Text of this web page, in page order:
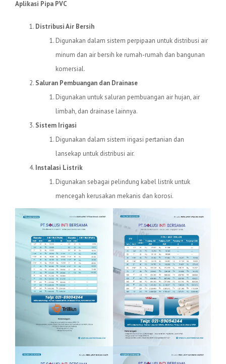
Aplikasi Pipa PVC
Distribusi Air Bersih
Digunakan dalam sistem perpipaan untuk distribusi air
minum dan air bersih ke rumah-rumah dan bangunan
komersial.
Saluran Pembuangan dan Drainase
Digunakan untuk saluran pembuangan air hujan, air
limbah, dan drainase lainnya.
Sistem Irigasi
Digunakan dalam sistem irigasi pertanian dan
lansekap untuk distribusi air.
Instalasi Listrik
Digunakan sebagai pelindung kabel listrik untuk
mencegah kerusakan mekanis dan korosi.